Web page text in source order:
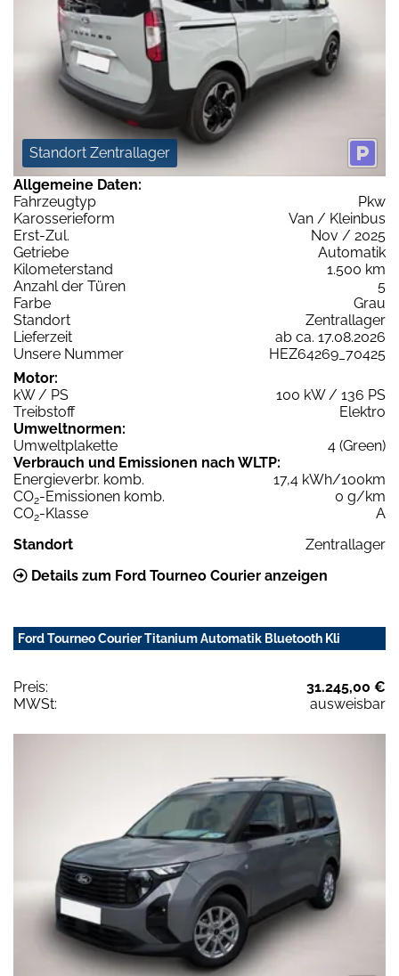
Standort Zentrallager
Allgemeine Daten:
Fahrzeugtyp
Pkw
Karosserieform
Van / Kleinbus
Erst-Zul.
Nov / 2025
Getriebe
Automatik
Kilometerstand
1.500 km
Anzahl der Türen
5
Farbe
Grau
Standort
Zentrallager
Lieferzeit
ab ca. 17.08.2026
Unsere Nummer
HEZ64269_70425
Motor:
kW / PS
100 kW / 136 PS
Treibstoff
Elektro
Umweltnormen:
Umweltplakette
4 (Green)
Verbrauch und Emissionen nach WLTP:
Energieverbr. komb.
17,4 kWh/100km
CO2-Emissionen komb.
0 g/km
CO2-Klasse
A
Standort
Zentrallager
Details zum Ford Tourneo Courier anzeigen
Ford Tourneo Courier Titanium Automatik Bluetooth Kli
Preis:
31.245,00 €
MWSt:
ausweisbar